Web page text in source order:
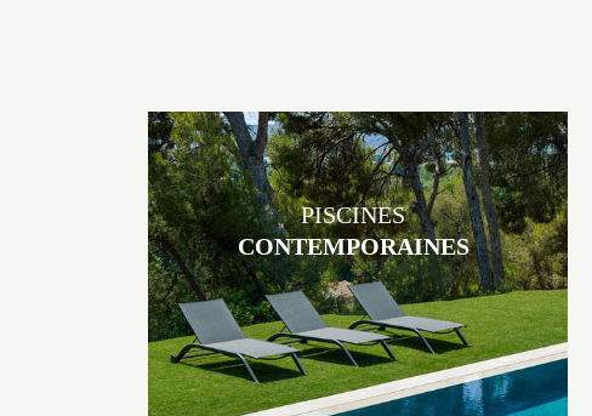
Les piscines en béton contemporaines Jacques Brens sont uniques
grâce au large choix de matériaux et de revêtements et les
nombreuses options disponibles, miroir, couloir de nage, plage
PISCINES
CONTEMPORAINES